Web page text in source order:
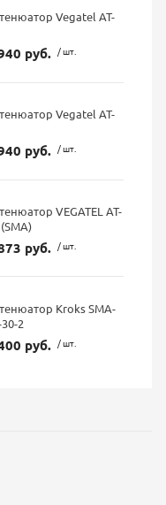
Vegatel AT-
руб. / шт.
Vegatel AT-
руб. / шт.
VEGATEL AT-
руб. / шт.
Kroks SMA-
2
руб. / шт.